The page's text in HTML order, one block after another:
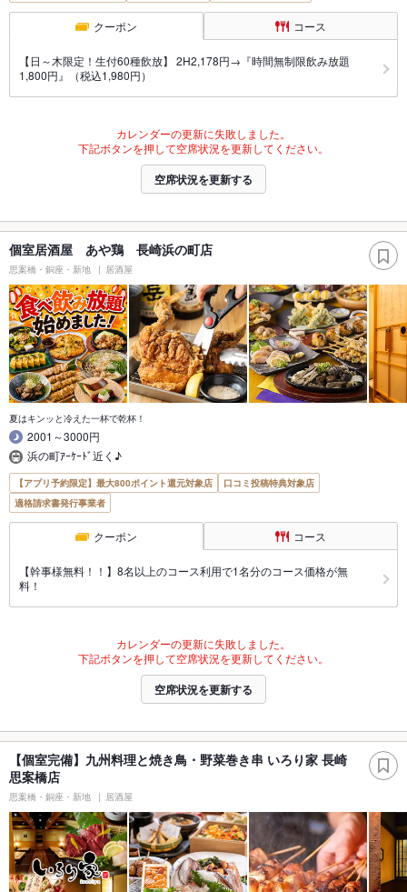
クーポン コース
【日～木限定！生付60種飲放】 2H2,178円→『時間無制限飲み放題
1,800円』（税込1,980円）
カレンダーの更新に失敗しました。
下記ボタンを押して空席状況を更新してください。
空席状況を更新する
個室居酒屋 あや鶏 長崎浜の町店
思案橋・銅座・新地 居酒屋
夏はキンッと冷えた一杯で乾杯！
2001～3000円
浜の町ｱｰｹｰﾄﾞ近く♪
【アプリ予約限定】最大800ポイント還元対象店
口コミ投稿特典対象店
適格請求書発行事業者
クーポン コース
【幹事様無料！！】8名以上のコース利用で1名分のコース価格が無
料！
カレンダーの更新に失敗しました。
下記ボタンを押して空席状況を更新してください。
空席状況を更新する
【個室完備】九州料理と焼き鳥・野菜巻き串 いろり家 長崎
思案橋店
思案橋・銅座・新地 居酒屋